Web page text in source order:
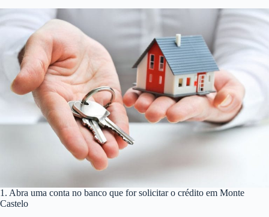
1. Abra uma conta no banco que for solicitar o crédito em Monte
Castelo